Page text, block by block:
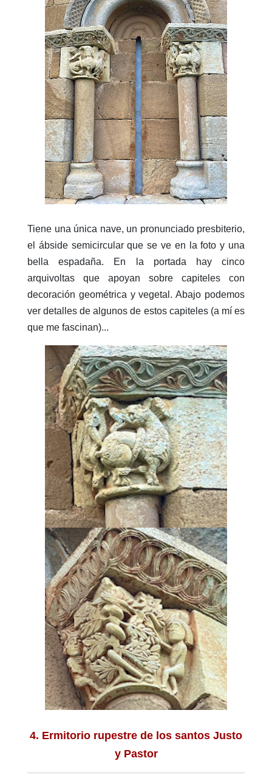
Tiene una única nave, un pronunciado presbiterio,
el ábside semicircular que se ve en la foto y una
bella espadaña. En la portada hay cinco
arquivoltas que apoyan sobre capiteles con
decoración geométrica y vegetal. Abajo podemos
ver detalles de algunos de estos capiteles (a mí es
que me fascinan)...
4. Ermitorio rupestre de los santos Justo
y Pastor